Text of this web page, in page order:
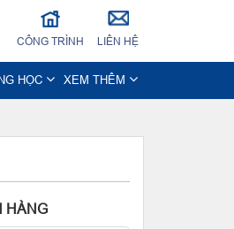
CÔNG TRÌNH LIÊN HỆ
HỌC XEM THÊM
HÀNG